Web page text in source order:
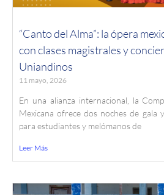
“Canto del Alma”: la ópera
con clases magistrales y
Uniandinos
11 mayo, 2026
En una alianza internacional, la
Mexicana ofrece dos noches de gala
para estudiantes y melómanos de
Leer Más